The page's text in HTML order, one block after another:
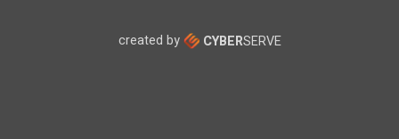
created by CYBERSERVE